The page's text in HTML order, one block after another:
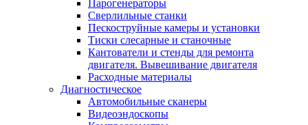
Парогенераторы
Сверлильные станки
Пескоструйные камеры и установки
Тиски слесарные и станочные
Кантователи и стенды для ремонта
двигателя. Вывешивание двигателя
Расходные материалы
Диагностическое
Автомобильные сканеры
Видеоэндоскопы